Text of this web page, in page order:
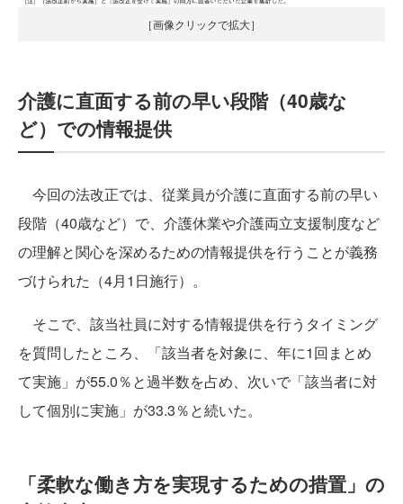
［画像クリックで拡大］
介護に直面する前の早い段階（40歳な
ど）での情報提供
今回の法改正では、従業員が介護に直面する前の早い
段階（40歳など）で、介護休業や介護両立支援制度など
の理解と関心を深めるための情報提供を行うことが義務
づけられた（4月1日施行）。
そこで、該当社員に対する情報提供を行うタイミング
を質問したところ、「該当者を対象に、年に1回まとめ
て実施」が55.0％と過半数を占め、次いで「該当者に対
して個別に実施」が33.3％と続いた。
「柔軟な働き方を実現するための措置」の